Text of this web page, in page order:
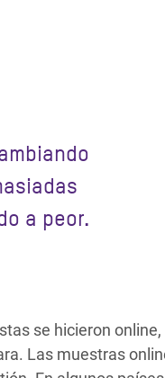
a peor.
se hicieron
Las muestras